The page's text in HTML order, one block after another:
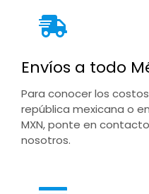
Envíos a todo
Para conocer los
república mexicana o
MXN, ponte en
nosotros.